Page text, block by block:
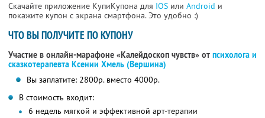
Скачайте приложение КупиКупона для IOS или Android и
покажите купон с экрана смартфона. Это удобно :)
ЧТО ВЫ ПОЛУЧИТЕ ПО КУПОНУ
Участие в онлайн-марафоне «Калейдоскоп чувств» от психолога и
сказкотерапевта Ксении Хмель (Вершина)
Вы заплатите: 2800р. вместо 4000р.
В стоимость входит:
6 недель мягкой и эффективной арт-терапии